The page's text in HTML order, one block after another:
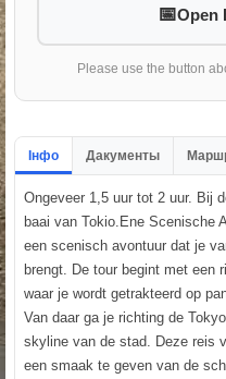
Open
Please use the button
Інфо Дакументы
Ongeveer 1,5 uur tot 2 uur. Bij
baai van Tokio.Ene Scenische
een scenisch avontuur dat je
brengt. De tour begint met een
waar je wordt getrakteerd op
Van daar ga je richting de
skyline van de stad. Deze reis
een smaak te geven van de